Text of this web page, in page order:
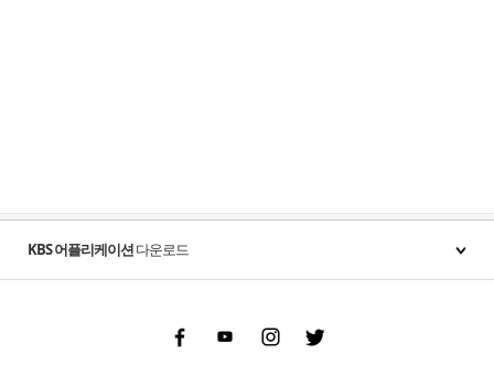
KBS 어플리케이션다운로드
FacebookYoutubeInstgram Twitter